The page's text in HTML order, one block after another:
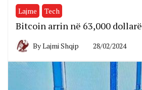
Lajme Tech
Bitcoin arrin në 63,000 dollarë
ByLajmi Shqip 28/02/2024